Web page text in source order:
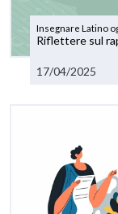
Riflettere sul
proposta
17/04/2025